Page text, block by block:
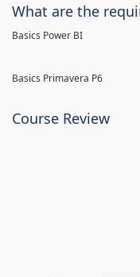
What are the
Basics Power BI
Basics Primavera P6
Course Review